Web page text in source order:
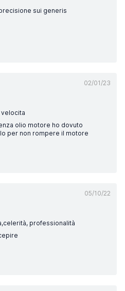
sui generis
02/01/23
olio motore ho dovuto
per non rompere il motore
05/10/22
professionalità